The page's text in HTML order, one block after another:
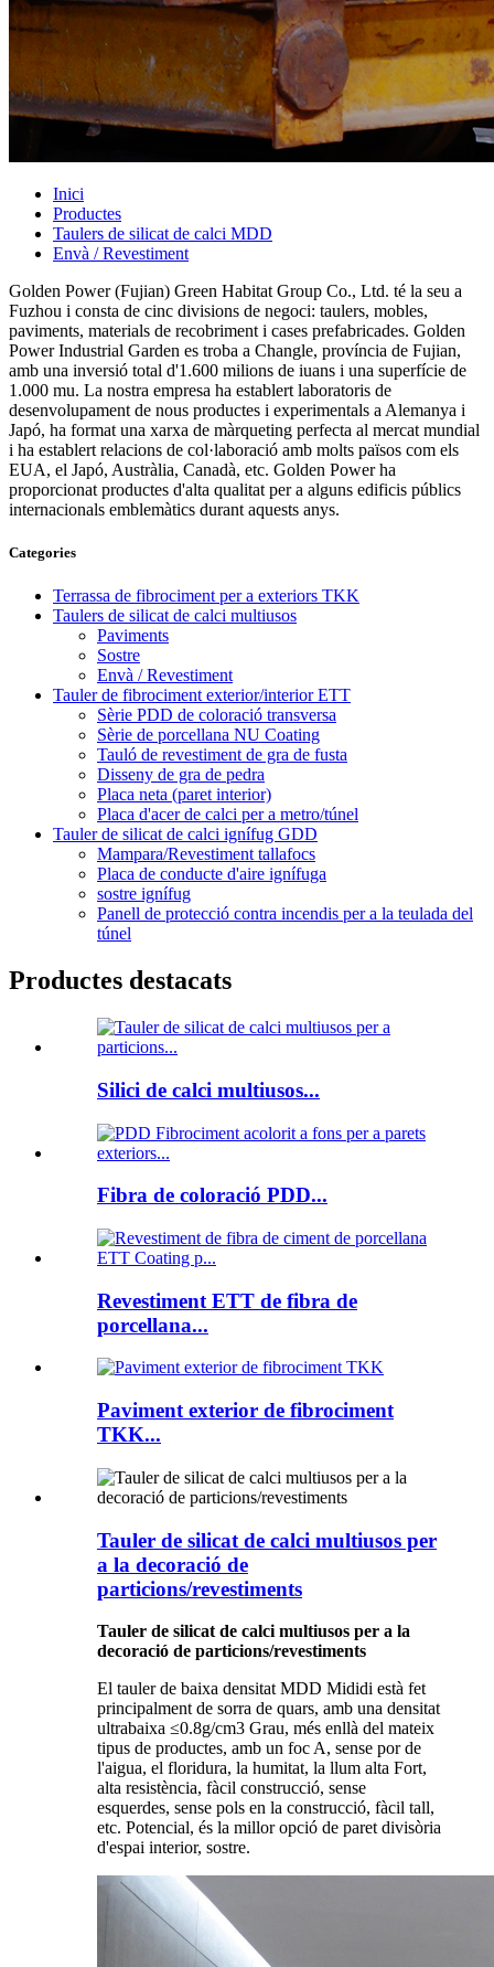
Inici
Productes
Taulers de silicat de calci MDD
Envà / Revestiment
Golden Power (Fujian) Green Habitat Group Co., Ltd. té la seu a
Fuzhou i consta de cinc divisions de negoci: taulers, mobles,
paviments, materials de recobriment i cases prefabricades. Golden
Power Industrial Garden es troba a Changle, província de Fujian,
amb una inversió total d'1.600 milions de iuans i una superfície de
1.000 mu. La nostra empresa ha establert laboratoris de
desenvolupament de nous productes i experimentals a Alemanya i
Japó, ha format una xarxa de màrqueting perfecta al mercat mundial
i ha establert relacions de col·laboració amb molts països com els
EUA, el Japó, Austràlia, Canadà, etc. Golden Power ha
proporcionat productes d'alta qualitat per a alguns edificis públics
internacionals emblemàtics durant aquests anys.
Categories
Terrassa de fibrociment per a exteriors TKK
Taulers de silicat de calci multiusos
Paviments
Sostre
Envà / Revestiment
Tauler de fibrociment exterior/interior ETT
Sèrie PDD de coloració transversa
Sèrie de porcellana NU Coating
Tauló de revestiment de gra de fusta
Disseny de gra de pedra
Placa neta (paret interior)
Placa d'acer de calci per a metro/túnel
Tauler de silicat de calci ignífug GDD
Mampara/Revestiment tallafocs
Placa de conducte d'aire ignífuga
sostre ignífug
Panell de protecció contra incendis per a la teulada del
túnel
Productes destacats
Silici de calci multiusos...
Fibra de coloració PDD...
Revestiment ETT de fibra de
porcellana...
Paviment exterior de fibrociment
TKK...
Tauler de silicat de calci multiusos per
a la decoració de
particions/revestiments
Tauler de silicat de calci multiusos per a la
decoració de particions/revestiments
El tauler de baixa densitat MDD Mididi està fet
principalment de sorra de quars, amb una densitat
ultrabaixa ≤0.8g/cm3 Grau, més enllà del mateix
tipus de productes, amb un foc A, sense por de
l'aigua, el floridura, la humitat, la llum alta Fort,
alta resistència, fàcil construcció, sense
esquerdes, sense pols en la construcció, fàcil tall,
etc. Potencial, és la millor opció de paret divisòria
d'espai interior, sostre.